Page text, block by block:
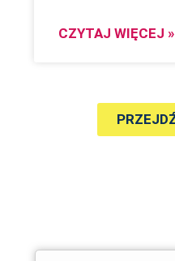
CZYTAJ WIĘCEJ »